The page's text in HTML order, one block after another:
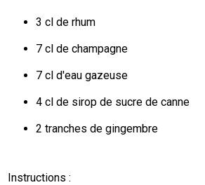
3 cl de rhum
7 cl de champagne
7 cl d'eau gazeuse
4 cl de sirop de sucre de canne
2 tranches de gingembre
Instructions :